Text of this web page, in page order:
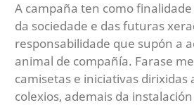
A campaña ten como
da sociedade e das futuras
responsabilidade que supón a
animal de compañía. Farase
camisetas e iniciativas dirixidas
colexios, ademais da